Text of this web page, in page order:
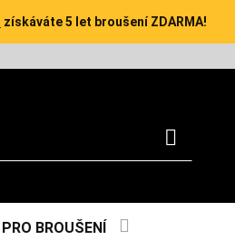
získáváte 5 let broušení ZDARMA!
BROUŠENÍ